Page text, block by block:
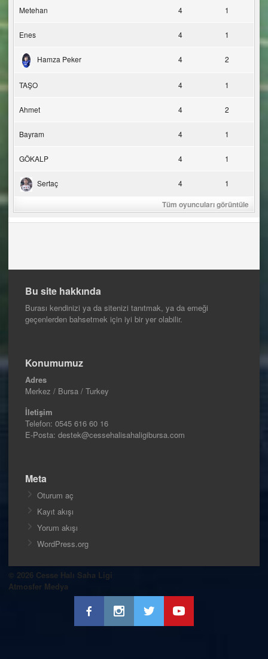
Metehan 4 1
Enes 4 1
Hamza Peker 4 2
TAŞO 4 1
Ahmet 4 2
Bayram 4 1
GÖKALP 4 1
Sertaç 4 1
Tüm oyuncuları görüntüle
Bu site hakkında
Burası kendinizi ya da sitenizi tanıtmak, ya da emeği
geçenlerden bahsetmek için iyi bir yer olabilir.
Konumumuz
Adres
Merkez / Bursa / Turkey
İletişim
Telefon: 0545 616 60 16
E-Posta: destek@cessehalisahaligibursa.com
Meta
Oturum aç
Kayıt akışı
Yorum akışı
WordPress.org
© 2026 Cesse Halı Saha Ligi
Atmosfer Medya